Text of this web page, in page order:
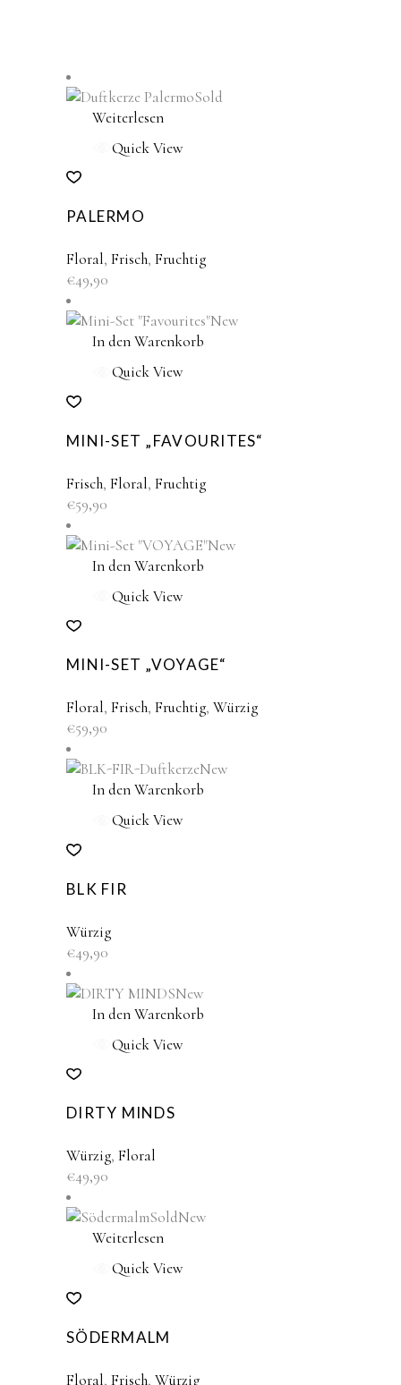
Sold
Weiterlesen
Quick View
PALERMO
Floral, Frisch, Fruchtig
€49,90
New
In den Warenkorb
Quick View
MINI-SET „FAVOURITES“
Frisch, Floral, Fruchtig
€59,90
New
In den Warenkorb
Quick View
MINI-SET „VOYAGE“
Floral, Frisch, Fruchtig, Würzig
€59,90
New
In den Warenkorb
Quick View
BLK FIR
Würzig
€49,90
New
In den Warenkorb
Quick View
DIRTY MINDS
Würzig, Floral
€49,90
SoldNew
Weiterlesen
Quick View
SÖDERMALM
Floral, Frisch, Würzig